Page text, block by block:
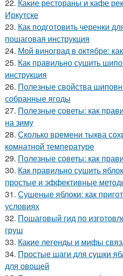
22. Какие рестораны и кафе
Иркутске
23. Как подготовить черенки
пошаговая инструкция
24. Мой виноград в октябре:
25. Как правильно сушить
инструкция
26. Полезные свойства
собранные ягоды
27. Полезные советы: как
на зиму
28. Сколько времени тыква
комнатной температуре
29. Полезные советы: как
30. Как правильно сушить
простые и эффективные
31. Сушеные яблоки: как
условиях
32. Пошаговый гид по
груш
33. Какие легенды и мифы
34. Простые шаги для сушки
для овощей